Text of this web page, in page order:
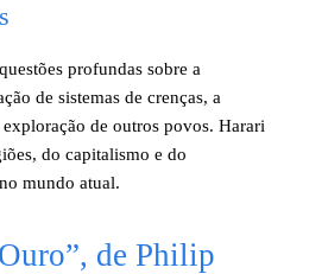
profundas sobre a
de sistemas de crenças, a
de outros povos. Harari
do capitalismo e do
mundo atual.
de Philip